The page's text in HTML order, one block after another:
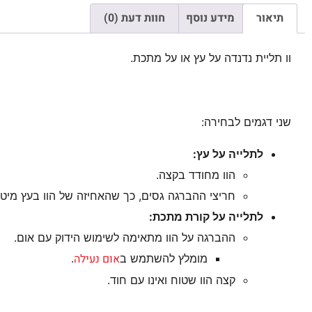
תיאור מידע נוסף חוות דעת (0)
וו תליית נדנדה על עץ או על מתכת.
שני דגמים לבחירה:
לתלייה על עץ:
הוו מחודד בקצה.
חריצי ההברגה גסים, כך שהאחיזה של הוו בעץ
לתלייה על קורת מתכת:
ההברגה על הוו מתאימה לשימוש הידוק עם אום.
מומלץ להשתמש באום נעילה.
קצה הוו שטוח ואינו עם חוד.